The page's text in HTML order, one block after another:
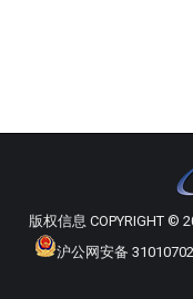
版权信息 COPYRIGHT ©
沪公网安备